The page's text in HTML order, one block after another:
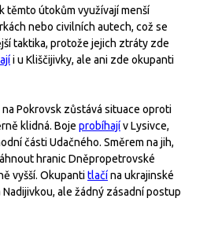
těmto útokům využívají menší
nebo civilních autech, což se
taktika, protože jejich ztráty zde
i u Kliščijivky, ale ani zde okupanti
na Pokrovsk zůstává situace oproti
klidná. Boje probíhajív Lysivce,
části Udačného. Směrem na jih,
hranic Dněpropetrovské
vyšší. Okupantitlačína ukrajinské
ale žádný zásadní postup